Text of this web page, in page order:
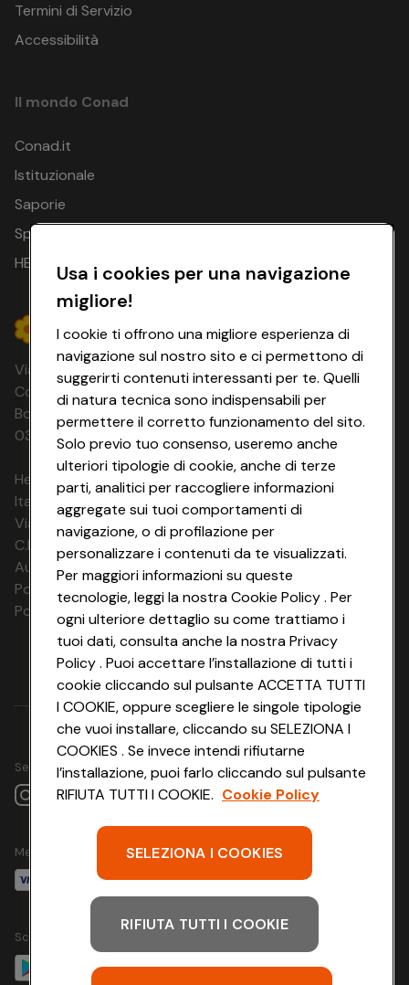
Termini di Servizio
Accessibilità
Il mondo Conad
Conad.it
Istituzionale
Saporie
Spesa Online
HEYCONAD
Via Michelino, 59 | 40127 BOLOGNA
Codice Fiscale e Registro Imprese di
Bologna 00865960157 PARTITA IVA
03320960374 CONAD SOC. COOP.
HeyConad Viaggi è un servizio gestito da
Italia Travel Marketing S.r.l.
Via Chiesolina 8 | 37066 Sommacampagna (VR)
C.F. e P.IVA: 03816060234
Aut. Prov Verona n. 4737/10
Polizza Ass. RC n. 177765037
Polizza Ass. Protection n. 6006000083/F
Seguici su
Metodo di pagamento
Scarica l'app
Usa i cookies per una navigazione
migliore!
I cookie ti offrono una migliore esperienza di
navigazione sul nostro sito e ci permettono di
suggerirti contenuti interessanti per te. Quelli
di natura tecnica sono indispensabili per
permettere il corretto funzionamento del sito.
Solo previo tuo consenso, useremo anche
ulteriori tipologie di cookie, anche di terze
parti, analitici per raccogliere informazioni
aggregate sui tuoi comportamenti di
navigazione, o di profilazione per
personalizzare i contenuti da te visualizzati.
Per maggiori informazioni su queste
tecnologie, leggi la nostra Cookie Policy . Per
ogni ulteriore dettaglio su come trattiamo i
tuoi dati, consulta anche la nostra Privacy
Policy . Puoi accettare l’installazione di tutti i
cookie cliccando sul pulsante ACCETTA TUTTI
I COOKIE, oppure scegliere le singole tipologie
che vuoi installare, cliccando su SELEZIONA I
COOKIES . Se invece intendi rifiutarne
l’installazione, puoi farlo cliccando sul pulsante
RIFIUTA TUTTI I COOKIE. Cookie Policy
SELEZIONA I COOKIES
RIFIUTA TUTTI I COOKIE